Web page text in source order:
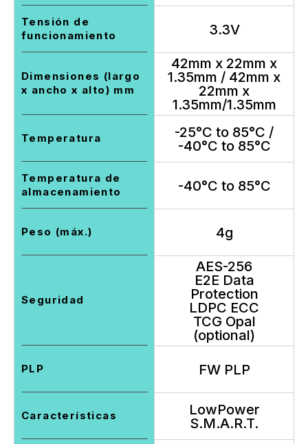
Tensión de
funcionamiento
3.3V
Dimensiones (largo
x ancho x alto) mm
42mm x 22mm x
1.35mm / 42mm x
22mm x
1.35mm/1.35mm
Temperatura
-25°C to 85°C /
-40°C to 85°C
Temperatura de
almacenamiento
-40°C to 85°C
Peso (máx.) 4g
Seguridad
AES-256
E2E Data
Protection
LDPC ECC
TCG Opal
(optional)
PLP FW PLP
Características
LowPower
S.M.A.R.T.